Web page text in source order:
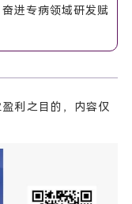
进专病领域研发赋
利之目的，内容仅